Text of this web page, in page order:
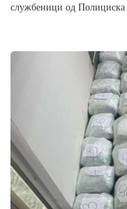
службеници од Полициска